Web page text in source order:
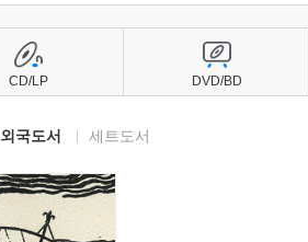
외국도서 세트도서
CD/LP DVD/BD